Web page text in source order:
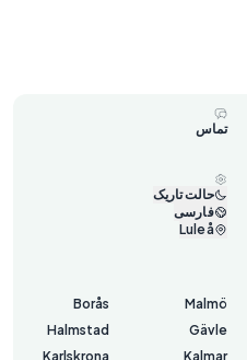
تماس
حالت تاریک
فارسی
Luleå
Malmö
Borås
Gävle
Halmstad
Kalmar
Karlskrona